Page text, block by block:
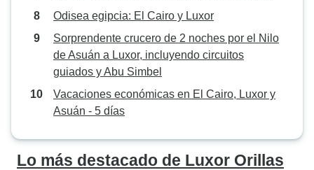
Odisea egipcia: El Cairo y Luxor
Sorprendente crucero de 2 noches por el Nilo
de Asuán a Luxor, incluyendo circuitos
guiados y Abu Simbel
Vacaciones económicas en El Cairo, Luxor y
Asuán - 5 días
Lo más destacado de Luxor Orillas